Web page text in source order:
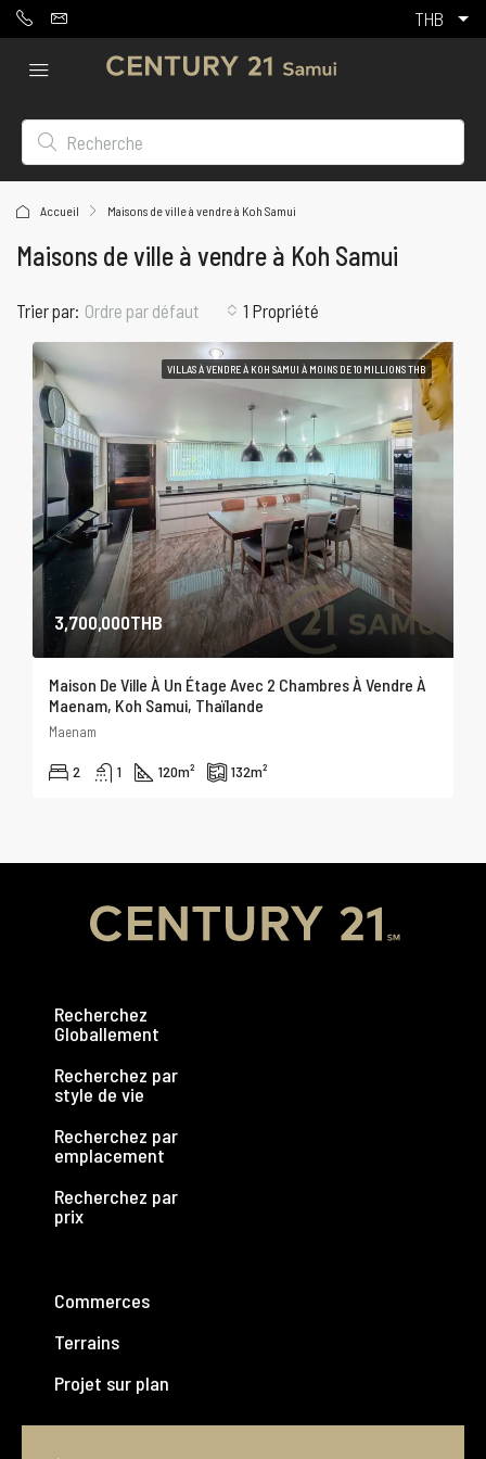
THB
Accueil Maisons de ville à vendre à Koh Samui
Maisons de ville à vendre à Koh Samui
1 Propriété
Trier par: Ordre par défaut
VILLAS À VENDRE À KOH SAMUI À MOINS DE 10 MILLIONS THB
3,700,000THB
Maison De Ville À Un Étage Avec 2 Chambres À Vendre À
Maenam, Koh Samui, Thaïlande
Maenam
2 1 120m² 132m²
Recherchez
Globallement
Recherchez par
style de vie
Recherchez par
emplacement
Recherchez par
prix
Commerces
Terrains
Projet sur plan